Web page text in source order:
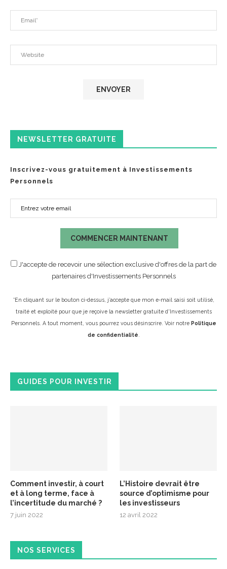
NEWSLETTER GRATUITE
Inscrivez-vous gratuitement à Investissements
Personnels
COMMENCER MAINTENANT
J'accepte de recevoir une sélection exclusive d'offres de la part de
partenaires d'Investissements Personnels
*En cliquant sur le bouton ci-dessus, j’accepte que mon e-mail saisi soit utilisé,
traité et exploité pour que je reçoive la newsletter gratuite d'Investissements
Personnels. A tout moment, vous pourrez vous désinscrire. Voir notre Politique
de confidentialité
GUIDES POUR INVESTIR
Comment investir, à court
et à long terme, face à
l’incertitude du marché ?
7 juin 2022
L’Histoire devrait être
source d’optimisme pour
les investisseurs
12 avril 2022
NOS SERVICES